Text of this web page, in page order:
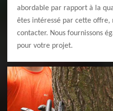
abordable par rapport à la
êtes intéressé par cette offre,
contacter. Nous fournissons
pour votre projet.